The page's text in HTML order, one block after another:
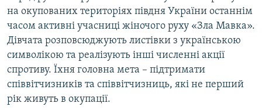
на окупованих територіях півдня України останнім
часом активні учасниці жіночого руху «Зла Мавка».
Дівчата розповсюджують листівки з українською
символікою та реалізують інші численні акції
спротиву. Їхня головна мета – підтримати
співвітчизників та співвітчизниць, які не перший
рік живуть в окупації.